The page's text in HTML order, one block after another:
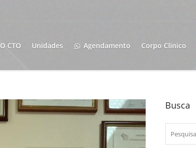
O CTO Unidades Agendamento Corpo Clínico
Busca